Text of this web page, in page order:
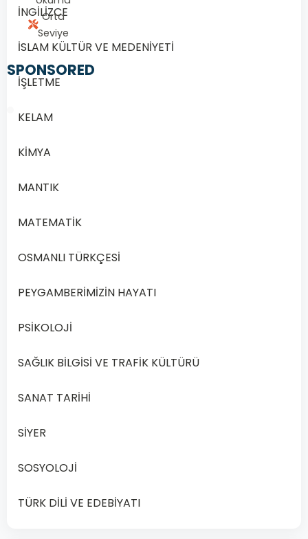
Orta
Seviye
SPONSORED
Soru
Aşağıdakilerden
maddi
olan
İnançlar
B
İNGİLİZCE
İSLAM KÜLTÜR VE MEDENİYETİ
İŞLETME
KELAM
KİMYA
MANTIK
MATEMATİK
OSMANLI TÜRKÇESİ
PEYGAMBERİMİZİN HAYATI
PSİKOLOJİ
SAĞLIK BİLGİSİ VE TRAFİK KÜLTÜRÜ
SANAT TARİHİ
SİYER
SOSYOLOJİ
TÜRK DİLİ VE EDEBİYATI